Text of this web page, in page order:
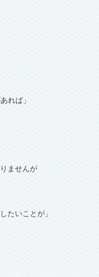
れば」
ませんが
たいことが」